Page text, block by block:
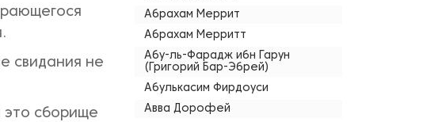
свидания не
это сборище
Абрахам Меррит
Абрахам Мерритт
Абу-ль-Фарадж ибн Гарун
(Григорий Бар-Эбрей)
Абулькасим Фирдоуси
Авва Дорофей